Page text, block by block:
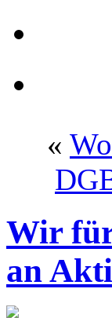
«
Wir
an